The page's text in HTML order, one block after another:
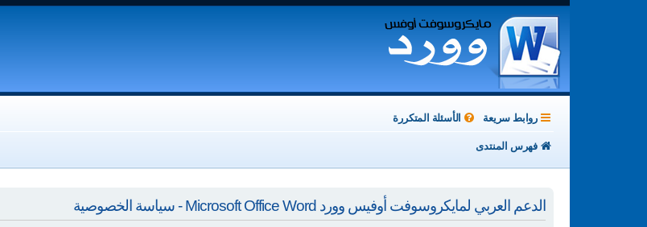
روابط سريعة الأسئلة المتكررة
فهرس المنتدى
الدعم العربي لمايكروسوفت أوفيس وورد Microsoft Office Word - سياسة الخصوصية